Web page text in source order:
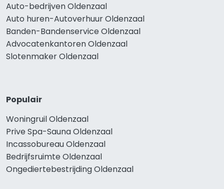
Auto-bedrijven Oldenzaal
Auto huren-Autoverhuur Oldenzaal
Banden-Bandenservice Oldenzaal
Advocatenkantoren Oldenzaal
Slotenmaker Oldenzaal
Populair
Woningruil Oldenzaal
Prive Spa-Sauna Oldenzaal
Incassobureau Oldenzaal
Bedrijfsruimte Oldenzaal
Ongediertebestrijding Oldenzaal